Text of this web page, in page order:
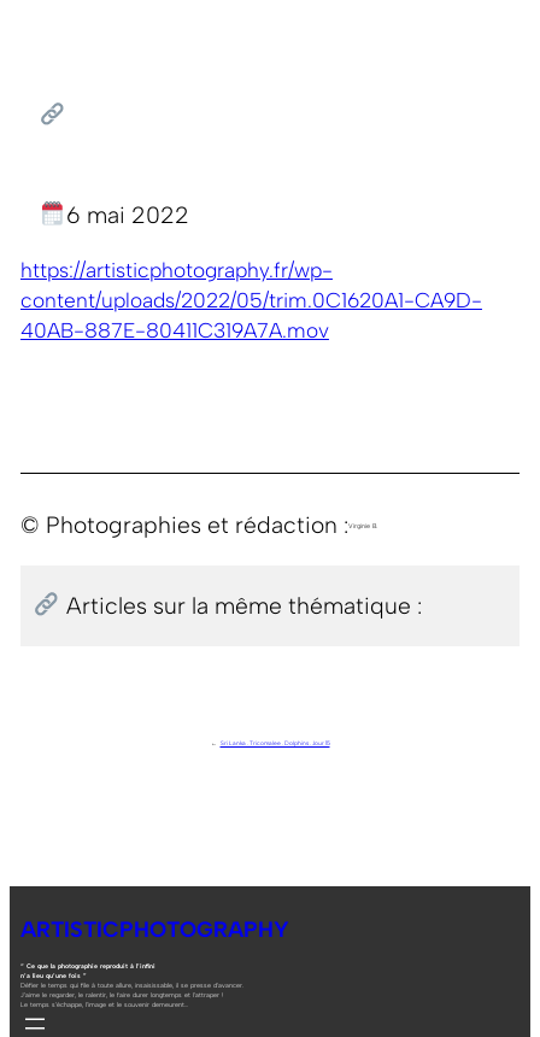
6 mai 2022
https://artisticphotography.fr/wp-
content/uploads/2022/05/trim.0C1620A1-CA9D-
40AB-887E-80411C319A7A.mov
© Photographies et rédaction :Virginie B.
Articles sur la même thématique :
← Sri Lanka . Tricomalee . Dolphins . Jour 15
ARTISTICPHOTOGRAPHY
“ Ce que la photographie reproduit à l’infini
n’a lieu qu’une fois ”
Défier le temps qui file à toute allure, insaisissable, il se presse d’avancer.
J’aime le regarder, le ralentir, le faire durer longtemps et l’attraper !
Le temps s’échappe, l’image et le souvenir demeurent…